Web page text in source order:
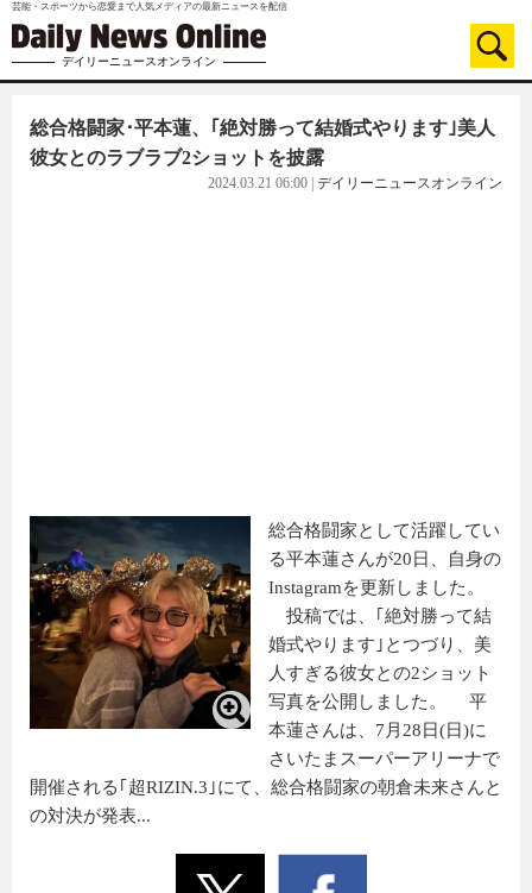
芸能・スポーツから恋愛まで人気メディアの最新ニュースを配信
デイリーニュースオンライン
総合格闘家･平本蓮、｢絶対勝って結婚式やります｣美人
彼女とのラブラブ2ショットを披露
2024.03.21 06:00 デイリーニュースオンライン
総合格闘家として活躍してい
る平本蓮さんが20日、自身の
Instagramを更新しました。
投稿では、｢絶対勝って結
婚式やります｣とつづり、美
人すぎる彼女との2ショット
写真を公開しました。 平
本蓮さんは、7月28日(日)に
さいたまスーパーアリーナで
開催される｢超RIZIN.3｣にて、総合格闘家の朝倉未来さんと
の対決が発表...